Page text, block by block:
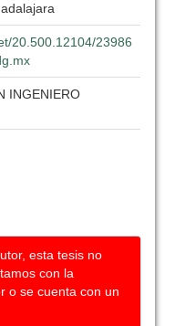
20.500.12104/23986
INGENIERO
esta tesis no
con la
o se cuenta con un